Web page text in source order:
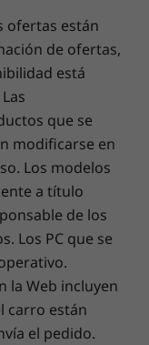
en
ofertas están
de ofertas,
está
que se
modificarse en
Los modelos
a título
de los
Los PC que se
la Web incluyen
carro están
el pedido.